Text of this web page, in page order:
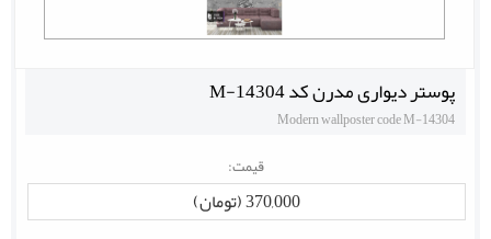
پوستر دیواری مدرن کد M-14304
Modern wallposter code M-14304
قیمت:
370,000 (تومان)